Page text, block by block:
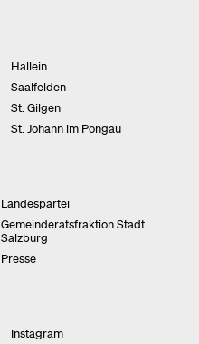
Hallein
Saalfelden
St. Gilgen
St. Johann im Pongau
Landespartei
Gemeinderatsfraktion Stadt
Salzburg
Presse
Instagram